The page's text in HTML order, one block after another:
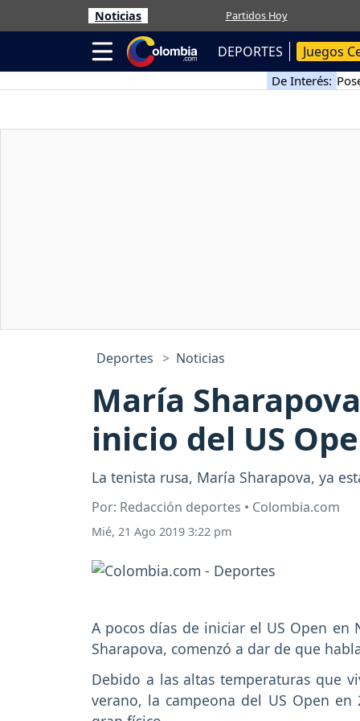
Noticias Partidos Hoy
DEPORTES Juegos
De Interés:
Deportes Noticias
María
inicio del US
La tenista rusa, María Sharapova, ya
Por: Redacción deportes • Colombia.com
Mié, 21 Ago 2019 3:22 pm
A pocos días de iniciar el US Open en
Sharapova, comenzó a dar de que
Debido a las altas temperaturas que
verano, la campeona del US Open